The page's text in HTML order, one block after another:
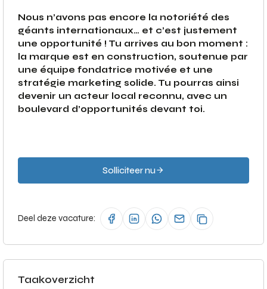
Nous n’avons pas encore la notoriété des
géants internationaux… et c’est justement
une opportunité ! Tu arrives au bon moment :
la marque est en construction, soutenue par
une équipe fondatrice motivée et une
stratégie marketing solide. Tu pourras ainsi
devenir un acteur local reconnu, avec un
boulevard d’opportunités devant toi.
Solliciteer nu
Deel deze vacature:
Taakoverzicht